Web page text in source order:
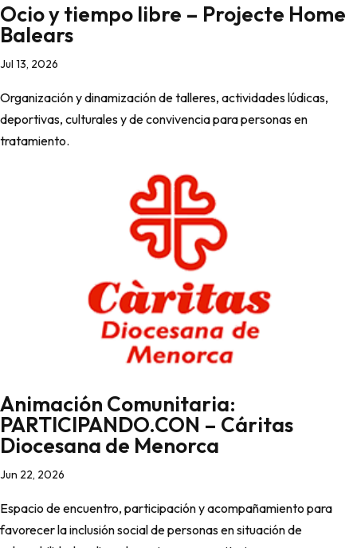
Ocio y tiempo libre – Projecte Home
Balears
Jul 13, 2026
Organización y dinamización de talleres, actividades lúdicas,
deportivas, culturales y de convivencia para personas en
tratamiento.
Animación Comunitaria:
PARTICIPANDO.CON – Cáritas
Diocesana de Menorca
Jun 22, 2026
Espacio de encuentro, participación y acompañamiento para
favorecer la inclusión social de personas en situación de